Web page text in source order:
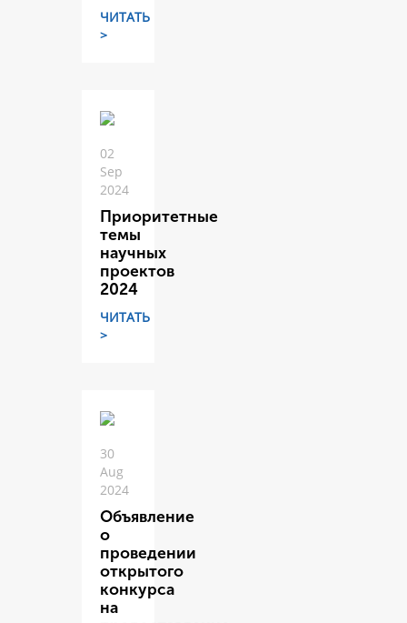
ЧИТАТЬ
>
02
Sep
2024
Приоритетные
темы
научных
проектов
2024
ЧИТАТЬ
>
30
Aug
2024
Объявление
о
проведении
открытого
конкурса
на